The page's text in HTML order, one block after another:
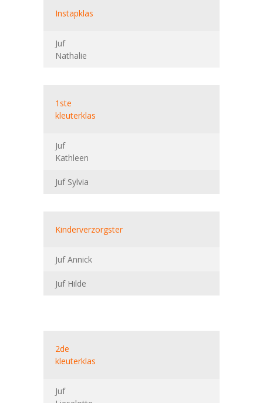
Instapklas
Juf
Nathalie
1ste
kleuterklas
Juf
Kathleen
Juf Sylvia
Kinderverzorgster
Juf Annick
Juf Hilde
2de
kleuterklas
Juf